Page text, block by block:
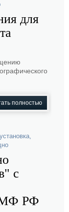
для
полностью
,
с
РФ